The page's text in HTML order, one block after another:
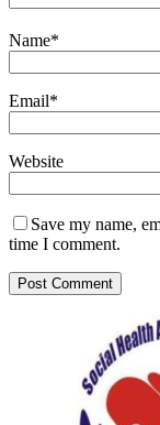
Name*
Email*
Website
Save my name,
time I comment.